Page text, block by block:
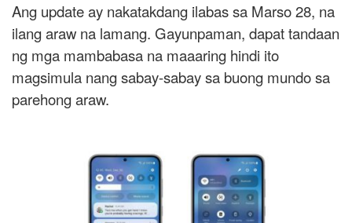
Ang update ay nakatakdang ilabas sa Marso 28, na
ilang araw na lamang. Gayunpaman, dapat tandaan
ng mga mambabasa na maaaring hindi ito
magsimula nang sabay-sabay sa buong mundo sa
parehong araw.